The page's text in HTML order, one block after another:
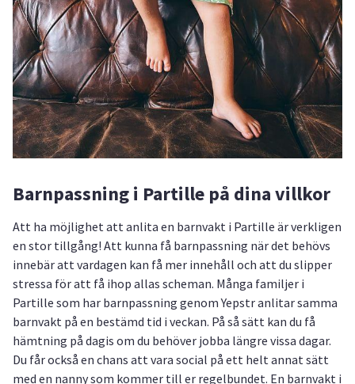
Barnpassning i Partille på dina villkor
Att ha möjlighet att anlita en barnvakt i Partille är verkligen
en stor tillgång! Att kunna få barnpassning när det behövs
innebär att vardagen kan få mer innehåll och att du slipper
stressa för att få ihop allas scheman. Många familjer i
Partille som har barnpassning genom Yepstr anlitar samma
barnvakt på en bestämd tid i veckan. På så sätt kan du få
hämtning på dagis om du behöver jobba längre vissa dagar.
Du får också en chans att vara social på ett helt annat sätt
med en nanny som kommer till er regelbundet. En barnvakt i